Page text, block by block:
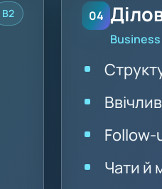
B2 04
Follow-
Чати й